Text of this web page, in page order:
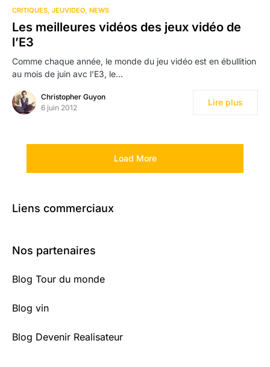
CRITIQUES JEUVIDEO NEWS
Les meilleures vidéos des jeux vidéo de
l’E3
Comme chaque année, le monde du jeu vidéo est en ébullition
au mois de juin avc l’E3, le…
Christopher Guyon
6 juin 2012
Lire plus
Load More
Liens commerciaux
Nos partenaires
Blog Tour du monde
Blog vin
Blog Devenir Realisateur